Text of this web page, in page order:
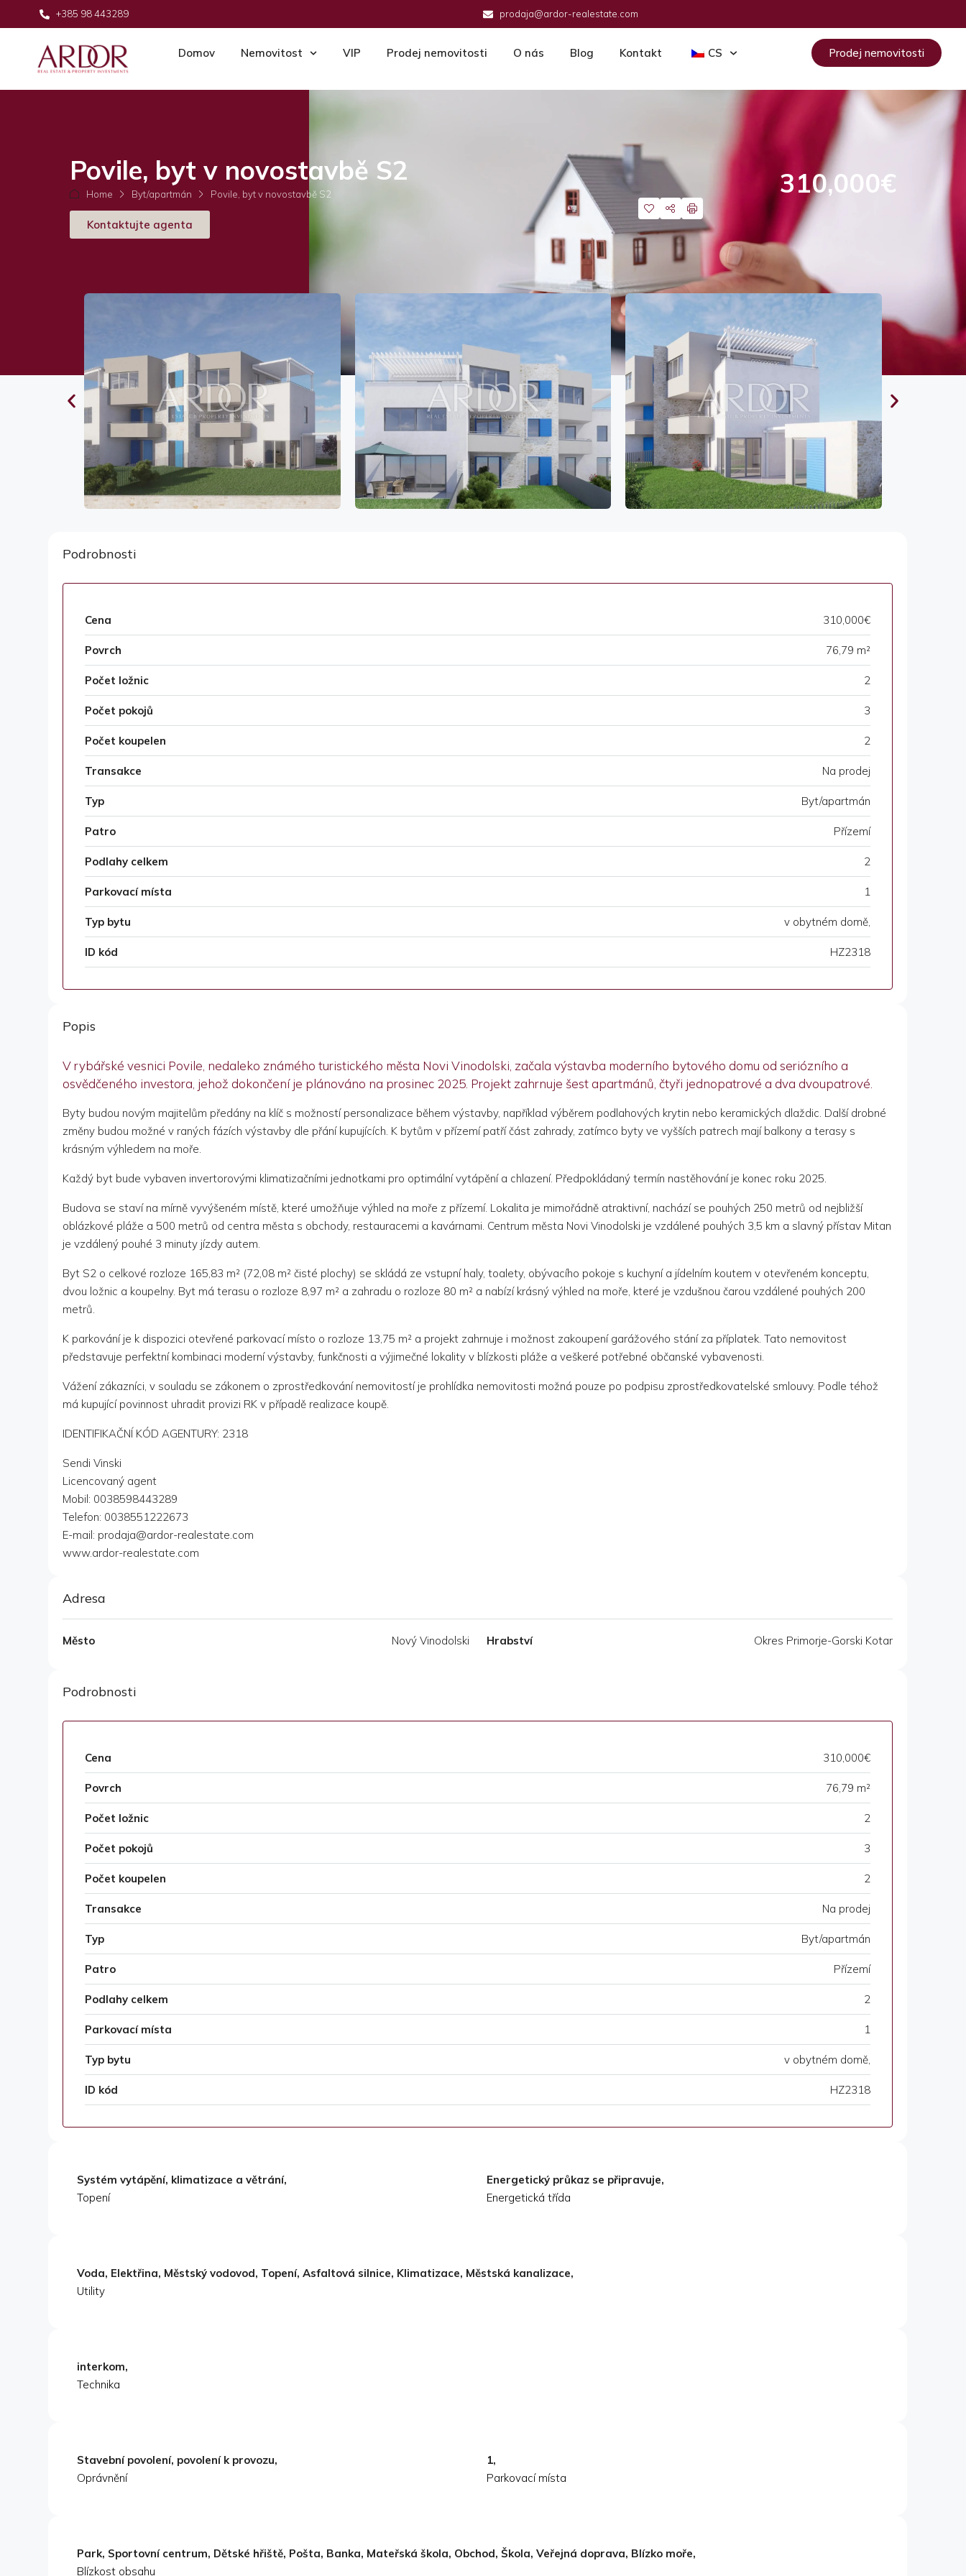
+385 98 443289 prodaja@ardor-realestate.com
Domov Nemovitost VIP Prodej nemovitosti O nás Blog Kontakt CS Prodej nemovitosti
Povile, byt v novostavbě S2
Home Byt/apartmán Povile, byt v novostavbě S2
Kontaktujte agenta
310,000€
Podrobnosti
Cena 310,000€
Povrch 76,79 m²
Počet ložnic 2
Počet pokojů 3
Počet koupelen 2
Transakce Na prodej
Typ Byt/apartmán
Patro Přízemí
Podlahy celkem 2
Parkovací místa 1
Typ bytu v obytném domě,
ID kód HZ2318
Popis
V rybářské vesnici Povile, nedaleko známého turistického města Novi Vinodolski, začala výstavba moderního bytového domu od seriózního a
osvědčeného investora, jehož dokončení je plánováno na prosinec 2025. Projekt zahrnuje šest apartmánů, čtyři jednopatrové a dva dvoupatrové.
Byty budou novým majitelům předány na klíč s možností personalizace během výstavby, například výběrem podlahových krytin nebo keramických dlaždic. Další drobné
změny budou možné v raných fázích výstavby dle přání kupujících. K bytům v přízemí patří část zahrady, zatímco byty ve vyšších patrech mají balkony a terasy s
krásným výhledem na moře.
Každý byt bude vybaven invertorovými klimatizačními jednotkami pro optimální vytápění a chlazení. Předpokládaný termín nastěhování je konec roku 2025.
Budova se staví na mírně vyvýšeném místě, které umožňuje výhled na moře z přízemí. Lokalita je mimořádně atraktivní, nachází se pouhých 250 metrů od nejbližší
oblázkové pláže a 500 metrů od centra města s obchody, restauracemi a kavárnami. Centrum města Novi Vinodolski je vzdálené pouhých 3,5 km a slavný přístav Mitan
je vzdálený pouhé 3 minuty jízdy autem.
Byt S2 o celkové rozloze 165,83 m² (72,08 m² čisté plochy) se skládá ze vstupní haly, toalety, obývacího pokoje s kuchyní a jídelním koutem v otevřeném konceptu,
dvou ložnic a koupelny. Byt má terasu o rozloze 8,97 m² a zahradu o rozloze 80 m² a nabízí krásný výhled na moře, které je vzdušnou čarou vzdálené pouhých 200
metrů.
K parkování je k dispozici otevřené parkovací místo o rozloze 13,75 m² a projekt zahrnuje i možnost zakoupení garážového stání za příplatek. Tato nemovitost
představuje perfektní kombinaci moderní výstavby, funkčnosti a výjimečné lokality v blízkosti pláže a veškeré potřebné občanské vybavenosti.
Vážení zákazníci, v souladu se zákonem o zprostředkování nemovitostí je prohlídka nemovitosti možná pouze po podpisu zprostředkovatelské smlouvy. Podle téhož
má kupující povinnost uhradit provizi RK v případě realizace koupě.
IDENTIFIKAČNÍ KÓD AGENTURY: 2318
Sendi Vinski
Licencovaný agent
Mobil: 0038598443289
Telefon: 0038551222673
E-mail: prodaja@ardor-realestate.com
www.ardor-realestate.com
Adresa
Město Nový Vinodolski Hrabství Okres Primorje-Gorski Kotar
Podrobnosti
Cena 310,000€
Povrch 76,79 m²
Počet ložnic 2
Počet pokojů 3
Počet koupelen 2
Transakce Na prodej
Typ Byt/apartmán
Patro Přízemí
Podlahy celkem 2
Parkovací místa 1
Typ bytu v obytném domě,
ID kód HZ2318
Systém vytápění, klimatizace a větrání,
Topení
Energetický průkaz se připravuje,
Energetická třída
Voda, Elektřina, Městský vodovod, Topení, Asfaltová silnice, Klimatizace, Městská kanalizace,
Utility
interkom,
Technika
Stavební povolení, povolení k provozu,
Oprávnění
1,
Parkovací místa
Park, Sportovní centrum, Dětské hřiště, Pošta, Banka, Mateřská škola, Obchod, Škola, Veřejná doprava, Blízko moře,
Blízkost obsahu